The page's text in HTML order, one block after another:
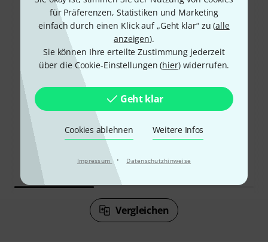
für Präferenzen, Statistiken und Marketing
einfach durch einen Klick auf „Geht klar“ zu (alle
anzeigen).
Sie können Ihre erteilte Zustimmung jederzeit
über die Cookie-Einstellungen (hier) widerrufen.
Geht klar
Cookies ablehnen Weitere Infos
Impressum · Datenschutzhinweise
70%
KAUFTEN
GENAU DIESES PRODUKT
KAUFTEN
AKG N9 Hybrid Black
Vergleichen